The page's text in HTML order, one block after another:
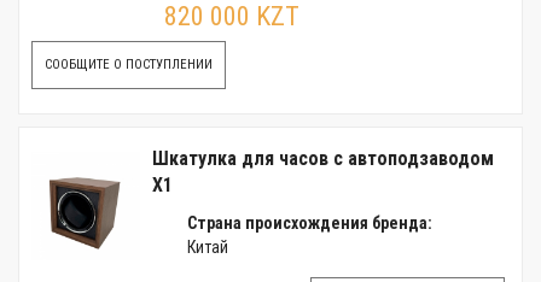
820 000 KZT
СООБЩИТЕ О ПОСТУПЛЕНИИ
Шкатулка для часов с автоподзаводом
X1
Страна происхождения бренда:
Китай